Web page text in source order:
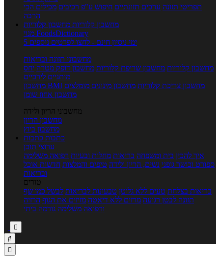
תפריטי תזונה ערכים תזונתיים חיפוש ע"פ רכיבים מכילים הכי
הרבה
מחשבון קלוריות מחשבון קלוריות
מנוי FoodsDictionary
5 ימי ניסיון חינם - לחצו לפרטים נוספים
מחשבוני תזונה ובריאות
מחשבון קלוריות מחשבון שריפת קלוריות מחשבון דופק מטרה יחס
מותניים לירכיים
מחשבון BMI
מחשבון צריכת קלוריות מחשבון מינונים מומלצים
מחשבון אחוז שומן
מחשבוני הריון ולידה
מחשבון הריון
מחשבון ביוץ
כתבות כתבות
ערוצי תוכן
איך להכין בית ומשפחה בריאות מחלות ובעיות רפואה משלימה
ספורט וכושר גופני נשים, הריון ולידה טיפים והמלצות חדשות אוכל
ובריאות
טורים
בריאות בצלחת טעים ללא גלוטן טבעונות לבריאות לבשל כמו שף
תזונה לבטן רגועה מרזים ללא דיאטה מזיזים את הגוף הרזיה
ורפואה משלימה גורמה ביתי


